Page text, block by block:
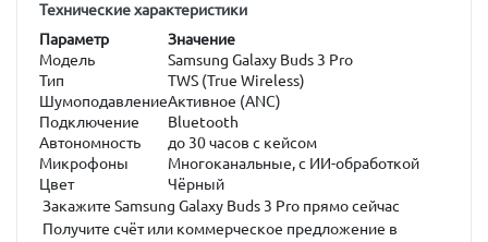
Технические характеристики
Параметр
Значение
Модель
Samsung Galaxy Buds 3 Pro
Тип
TWS (True Wireless)
ШумоподавлениеАктивное (ANC)
Подключение
Bluetooth
Автономность
до 30 часов с кейсом
Микрофоны
Многоканальные, с ИИ-обработкой
Цвет
Чёрный
Закажите Samsung Galaxy Buds 3 Pro прямо сейчас
Получите счёт или коммерческое предложение в